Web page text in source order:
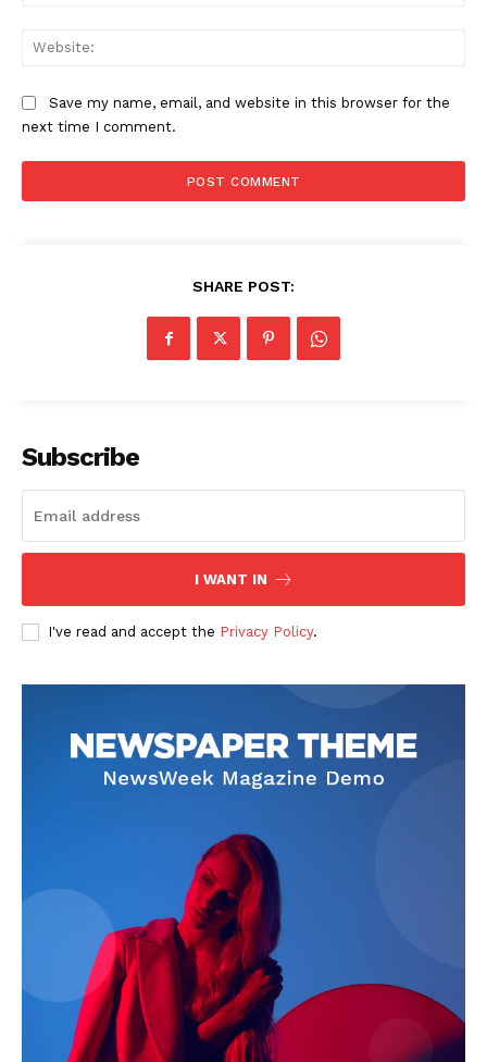
Save my name, email, and website in this browser for the
next time I comment.
SHARE POST:
Subscribe
I WANT IN
I've read and accept the Privacy Policy.